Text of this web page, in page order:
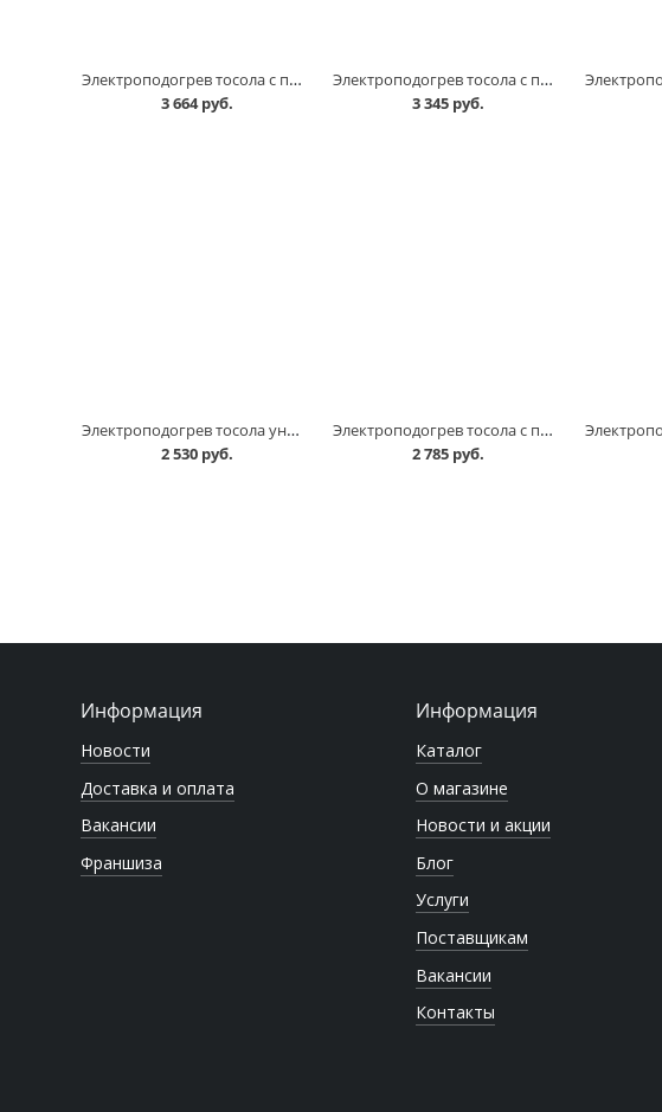
Электроподогрев тосола с помпой 2,0кВт NOVA PRO в Омске
3 664 руб.
Электроподогрев тосола с помпой 3,0кВт Autoram в Омске
3 345 руб.
Электроподогрев тосола универсальный 2 кВт г.ТЮМЕНЬ в Омске
2 530 руб.
Электроподогрев тосола с помпой 2,0кВт /без монтажного комплекта/ ТОРНАДО в Омске
2 785 руб.
Информация
Новости
Доставка и оплата
Вакансии
Франшиза
Информация
Каталог
О магазине
Новости и акции
Блог
Услуги
Поставщикам
Вакансии
Контакты